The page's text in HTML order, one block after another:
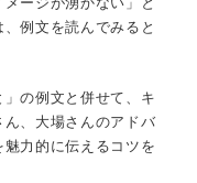
例文を読んでみると
の例文と併せて、キ
ん、大場さんのアドバ
力的に伝えるコツを